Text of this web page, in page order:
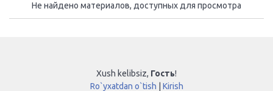
Не найдено материалов, доступных для просмотра
Xush kelibsiz, Гость!
Ro`yxatdan o`tish
Kirish